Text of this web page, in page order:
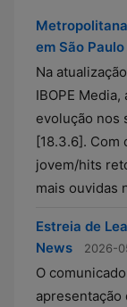
em São Paulo
Na
IBOPE Media,
evolução nos
[18.3.6]. Com
jovem/hits
mais ouvidas
Estreia de
News
2026-
O